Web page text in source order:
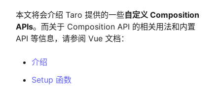
本文将会介绍 Taro 提供的一些自定义 Composition
APIs。而关于 Composition API 的相关用法和内置
API 等信息，请参阅 Vue 文档：
介绍
Setup 函数